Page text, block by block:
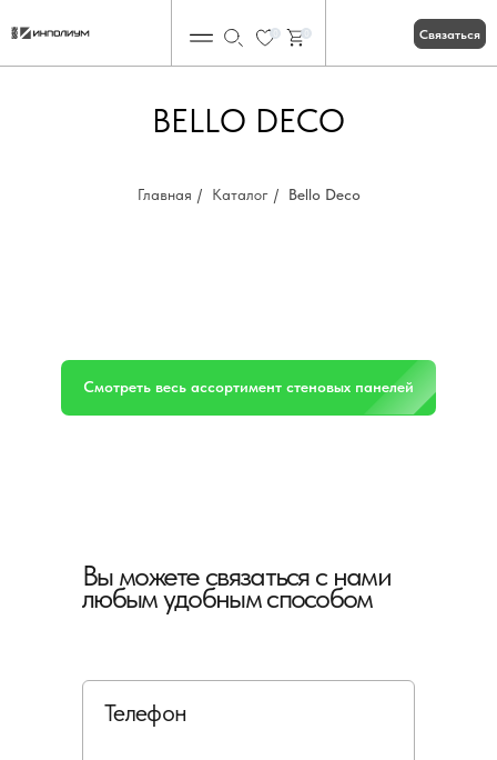
Связаться
BELLO DECO
Главная / Каталог / Bello Deco
Смотреть весь ассортимент стеновых панелей
Вы можете связаться с нами
любым удобным способом
Телефон